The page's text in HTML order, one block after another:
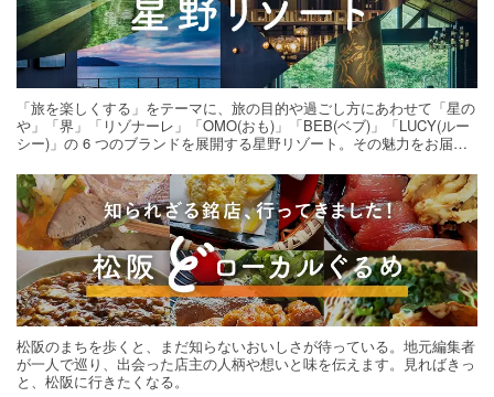
「旅を楽しくする」をテーマに、旅の目的や過ごし方にあわせて「星の
や」「界」「リゾナーレ」「OMO(おも)」「BEB(ベブ)」「LUCY(ルー
シー)」の 6 つのブランドを展開する星野リゾート。その魅力をお届け
松阪のまちを歩くと、まだ知らないおいしさが待っている。地元編集者
が一人で巡り、出会った店主の人柄や想いと味を伝えます。見ればきっ
と、松阪に行きたくなる。